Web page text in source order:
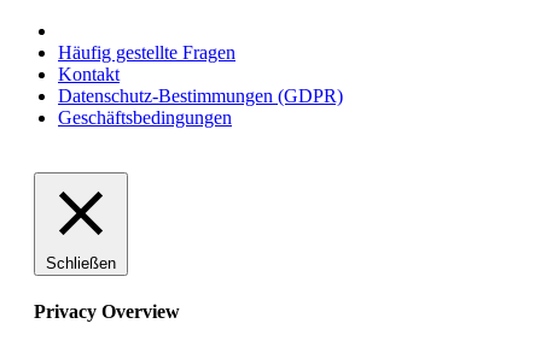
Häufig gestellte Fragen
Kontakt
Datenschutz-Bestimmungen (GDPR)
Geschäftsbedingungen
Schließen
Privacy Overview